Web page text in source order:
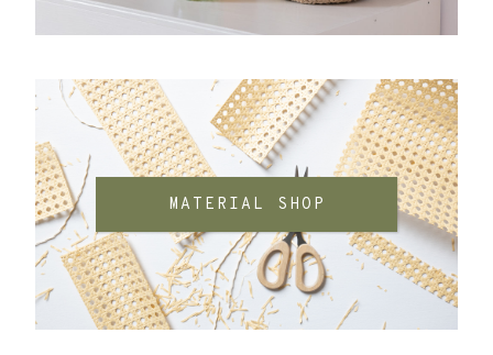
MATERIAL SHOP